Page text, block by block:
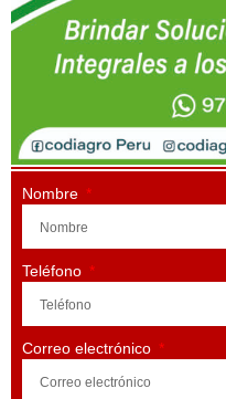
Nombre
Teléfono
Correo electrónico